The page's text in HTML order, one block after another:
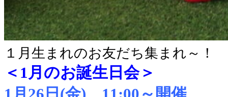
１月生まれのお友だち集まれ～！
＜1月のお誕生日会＞